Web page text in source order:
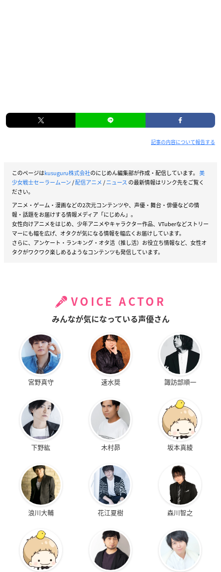
記事の内容について報告する
このページはkusuguru株式会社のにじめん編集部が作成・配信しています。 美
少女戦士セーラームーン/配信アニメ/ニュース の最新情報はリンク先をご覧く
ださい。
アニメ・ゲーム・漫画などの2次元コンテンツや、声優・舞台・俳優などの情
報・話題をお届けする情報メディア「にじめん」。
女性向けアニメをはじめ、少年アニメやキャラクター作品、VTuberなどストリー
マーにも幅を広げ、オタクが気になる情報を幅広くお届けしています。
さらに、アンケート・ランキング・オタ活（推し活）お役立ち情報など、女性オ
タクがワクワク楽しめるようなコンテンツも発信しています。
VOICE ACTOR
みんなが気になっている声優さん
宮野真守 速水奨 諏訪部順一
下野紘 木村昴 坂本真綾
浪川大輔 花江夏樹 森川智之